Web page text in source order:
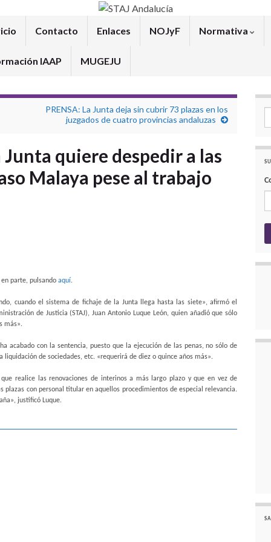
Contacto Enlaces NOJyF Normativa
IAAP MUGEJU
PRENSA: La Junta deja sin cubrir 73 plazas en los
juzgados de cuatro provincias andaluzas
Junta quiere despedir a las
Malaya pese al trabajo
parte, pulsando aquí.
cuando el sistema de fichaje de la Junta llega hasta las siete», afirmó el
de Justicia (STAJ), Juan Antonio Luque León, quien añadió que sólo
más».
acabado con la sentencia, puesto que la ejecución de las penas, no sólo de
de sociedades, etc. «requerirá de diez o quince años más».
realice las renovaciones de interinos a más largo plazo y que en vez de
con personal titular en aquellos procedimientos de especial relevancia.
justificó Luque.